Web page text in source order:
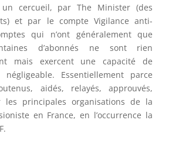
cercueil, par The Minister (des
et par le compte Vigilance anti-
qui n’ont généralement que
d’abonnés ne sont rien
mais exercent une capacité de
Essentiellement parce
aidés, relayés, approuvés,
les principales organisations de la
en France, en l’occurrence la